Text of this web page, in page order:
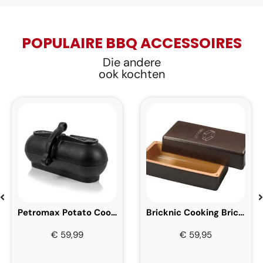
POPULAIRE BBQ ACCESSOIRES
Die andere
ook kochten
Petromax Potato Cooker 30 cm
€ 59,99
Bricknic Cooking Brick Black
€ 59,95